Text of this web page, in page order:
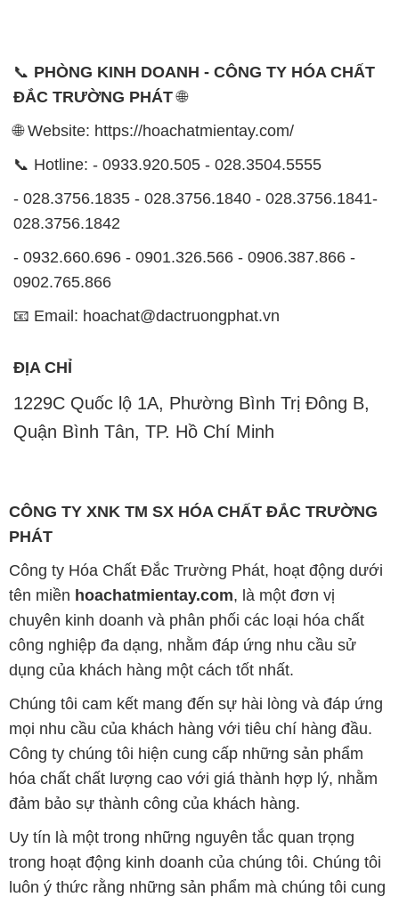
📞 PHÒNG KINH DOANH - CÔNG TY HÓA CHẤT
ĐẮC TRƯỜNG PHÁT🌐
🌐 Website: https://hoachatmientay.com/
📞 Hotline: - 0933.920.505 - 028.3504.5555
- 028.3756.1835 - 028.3756.1840 - 028.3756.1841-
028.3756.1842
- 0932.660.696 - 0901.326.566 - 0906.387.866 -
0902.765.866
📧 Email: hoachat@dactruongphat.vn
ĐỊA CHỈ
1229C Quốc lộ 1A, Phường Bình Trị Đông B,
Quận Bình Tân, TP. Hồ Chí Minh
CÔNG TY XNK TM SX HÓA CHẤT ĐẮC TRƯỜNG
PHÁT
Công ty Hóa Chất Đắc Trường Phát, hoạt động dưới
tên miền hoachatmientay.com, là một đơn vị
chuyên kinh doanh và phân phối các loại hóa chất
công nghiệp đa dạng, nhằm đáp ứng nhu cầu sử
dụng của khách hàng một cách tốt nhất.
Chúng tôi cam kết mang đến sự hài lòng và đáp ứng
mọi nhu cầu của khách hàng với tiêu chí hàng đầu.
Công ty chúng tôi hiện cung cấp những sản phẩm
hóa chất chất lượng cao với giá thành hợp lý, nhằm
đảm bảo sự thành công của khách hàng.
Uy tín là một trong những nguyên tắc quan trọng
trong hoạt động kinh doanh của chúng tôi. Chúng tôi
luôn ý thức rằng những sản phẩm mà chúng tôi cung